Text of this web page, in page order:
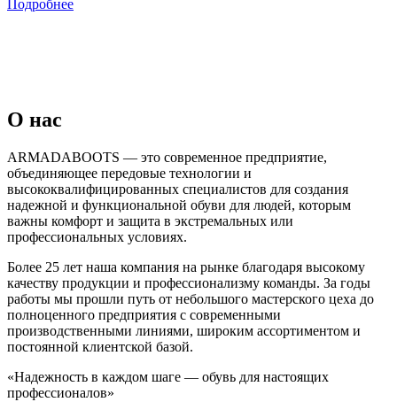
Подробнее
О нас
ARMADABOOTS — это современное предприятие,
объединяющее передовые технологии и
высококвалифицированных специалистов для создания
надежной и функциональной обуви для людей, которым
важны комфорт и защита в экстремальных или
профессиональных условиях.
Более 25 лет наша компания на рынке благодаря высокому
качеству продукции и профессионализму команды. За годы
работы мы прошли путь от небольшого мастерского цеха до
полноценного предприятия с современными
производственными линиями, широким ассортиментом и
постоянной клиентской базой.
«Надежность в каждом шаге — обувь для настоящих
профессионалов»